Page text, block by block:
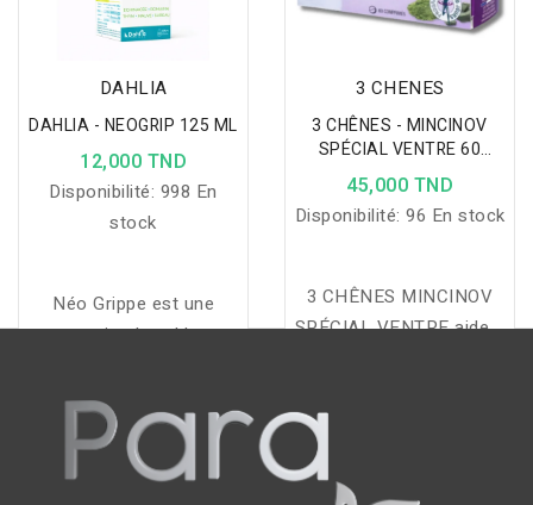
DAHLIA
DAHLIA - NEOGRIP 125 ML
12,000 TND
Disponibilité: 998 En
stock
Néo Grippe est une
suspension buvable aux
enfants, qui soulage le
rhume, adoucit la gorge,
dégage le nez et renforce
les défenses naturelles.
3 CHENES
3 CHÊNES - MINCINOV
SPÉCIAL VENTRE 60
COMPRIMÉS
45,000 TND
Disponibilité: 96 En stock
3 CHÊNES MINCINOV
SPÉCIAL VENTRE aide à
ventre plat grâce à une
synergie d’actifs naturels.